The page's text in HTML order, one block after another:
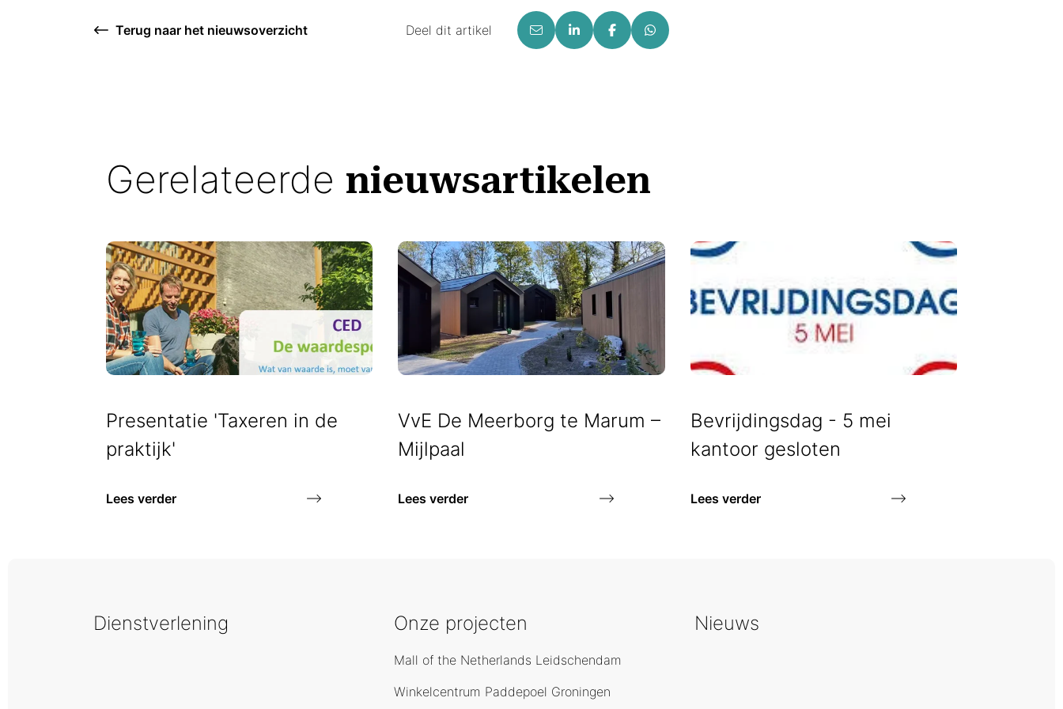
Terug naar het nieuwsoverzicht Deel dit artikel
Gerelateerde nieuwsartikelen
Presentatie 'Taxeren in de
praktijk'
Lees verder
VvE De Meerborg te Marum –
Mijlpaal
Lees verder
Bevrijdingsdag - 5 mei
kantoor gesloten
Lees verder
Dienstverlening Onze projecten
Mall of the Netherlands Leidschendam
Winkelcentrum Paddepoel Groningen
Nieuws